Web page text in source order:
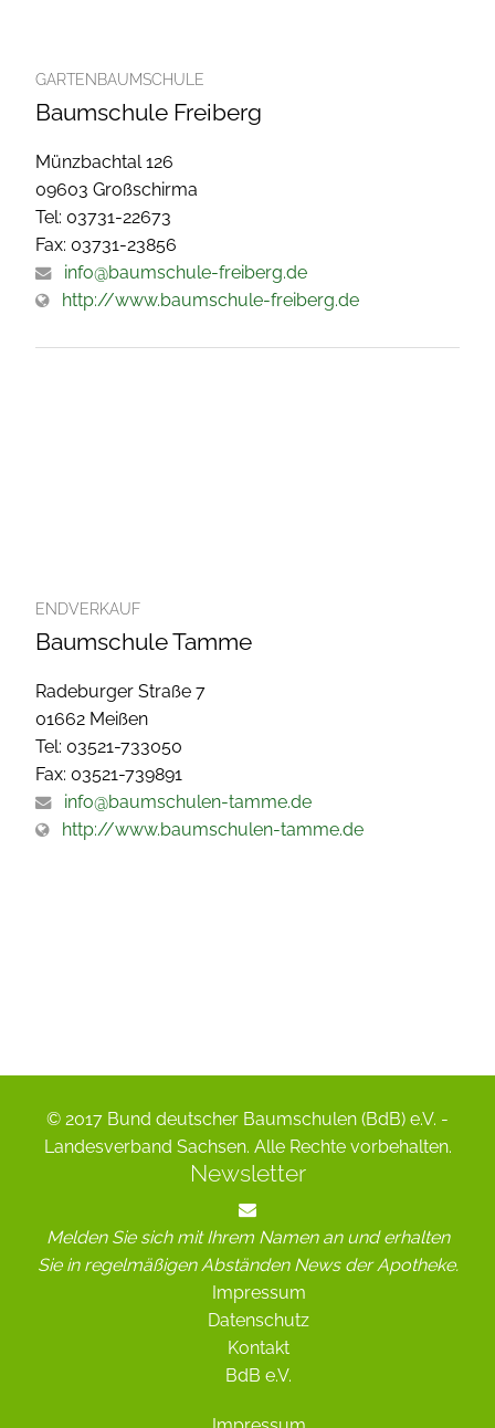
GARTENBAUMSCHULE
Baumschule Freiberg
Münzbachtal 126
09603 Großschirma
Tel: 03731-22673
Fax: 03731-23856
info@baumschule-freiberg.de
http://www.baumschule-freiberg.de
ENDVERKAUF
Baumschule Tamme
Radeburger Straße 7
01662 Meißen
Tel: 03521-733050
Fax: 03521-739891
info@baumschulen-tamme.de
http://www.baumschulen-tamme.de
© 2017 Bund deutscher Baumschulen (BdB) e.V. -
Landesverband Sachsen. Alle Rechte vorbehalten.
Newsletter
Melden Sie sich mit Ihrem Namen an und erhalten
Sie in regelmäßigen Abständen News der Apotheke.
Impressum
Datenschutz
Kontakt
BdB e.V.